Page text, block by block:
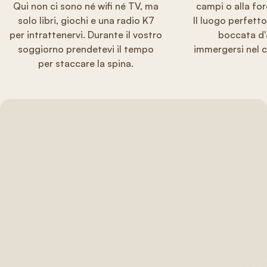
Qui non ci sono né wifi né TV, ma
solo libri, giochi e una radio K7
per intrattenervi. Durante il vostro
soggiorno prendetevi il tempo
per staccare la spina.
campi o alla
Il luogo
boccata
immergersi nel